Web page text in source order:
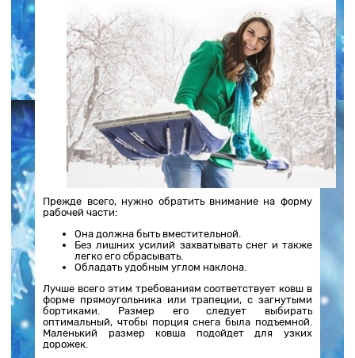
Прежде всего, нужно обратить внимание на форму
рабочей части:
Она должна быть вместительной.
Без лишних усилий захватывать снег и также
легко его сбрасывать.
Обладать удобным углом наклона.
Лучше всего этим требованиям соответствует ковш в
форме прямоугольника или трапеции, с загнутыми
бортиками. Размер его следует выбирать
оптимальный, чтобы порция снега была подъемной.
Маленький размер ковша подойдет для узких
дорожек.